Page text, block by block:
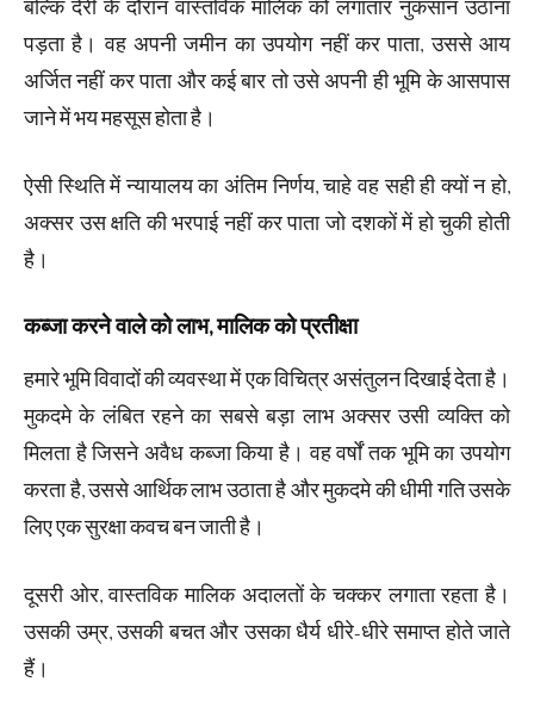
बल्कि देरी के दौरान वास्तविक मालिक को लगातार नुकसान उठाना
पड़ता है। वह अपनी जमीन का उपयोग नहीं कर पाता, उससे आय
अर्जित नहीं कर पाता और कई बार तो उसे अपनी ही भूमि के आसपास
जाने में भय महसूस होता है।
ऐसी स्थिति में न्यायालय का अंतिम निर्णय, चाहे वह सही ही क्यों न हो,
अक्सर उस क्षति की भरपाई नहीं कर पाता जो दशकों में हो चुकी होती
है।
कब्जा करने वाले को लाभ, मालिक को प्रतीक्षा
हमारे भूमि विवादों की व्यवस्था में एक विचित्र असंतुलन दिखाई देता है।
मुकदमे के लंबित रहने का सबसे बड़ा लाभ अक्सर उसी व्यक्ति को
मिलता है जिसने अवैध कब्जा किया है। वह वर्षों तक भूमि का उपयोग
करता है, उससे आर्थिक लाभ उठाता है और मुकदमे की धीमी गति उसके
लिए एक सुरक्षा कवच बन जाती है।
दूसरी ओर, वास्तविक मालिक अदालतों के चक्कर लगाता रहता है।
उसकी उम्र, उसकी बचत और उसका धैर्य धीरे-धीरे समाप्त होते जाते
हैं।